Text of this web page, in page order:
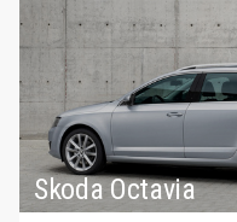
Skoda Octavia